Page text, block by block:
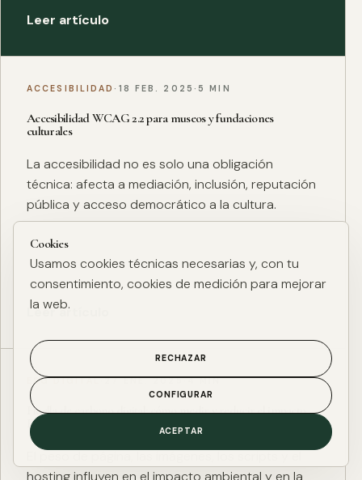
Leer artículo
ACCESIBILIDAD · 18 FEB. 2025 · 5 MIN
Accesibilidad WCAG 2.2 para museos y fundaciones
culturales
La accesibilidad no es solo una obligación
técnica: afecta a mediación, inclusión, reputación
pública y acceso democrático a la cultura.
Leer artículo
ESG DIGITAL·27 ENE. 2025·4 MIN
Huella de carbono digital: cómo medir y reducir el impacto
ESG de una web
El peso de página, las imágenes, los scripts y el
hosting influyen en el impacto ambiental y en la
Cookies
Usamos cookies técnicas necesarias y, con tu
consentimiento, cookies de medición para mejorar
la web.
RECHAZAR
CONFIGURAR
ACEPTAR